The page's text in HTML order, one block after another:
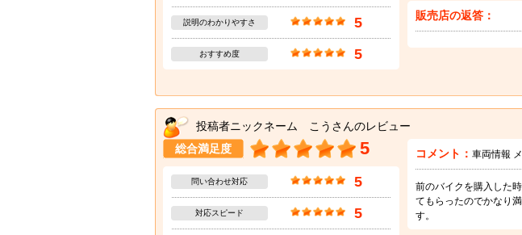
説明のわかりやすさ 5
おすすめ度 5
販売店の返答：
投稿者ニックネーム こうさんのレビュー
総合満足度 5
問い合わせ対応 5
対応スピード 5
コメント： 車両情報
前のバイクを購入した
てもらったのでかなり
す。